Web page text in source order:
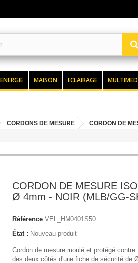
ENERGIE MAISON ECLAIRAGE
CORDONS DE MESURE CORDON DE
CORDON DE MESURE
Ø 4mm - NOIR (MLB/GG-
Référence VEL_HM0401S50
État : Nouveau produit
Cordon de mesure moulé et protégé
des deux côtés d'une fiche de sécurité de